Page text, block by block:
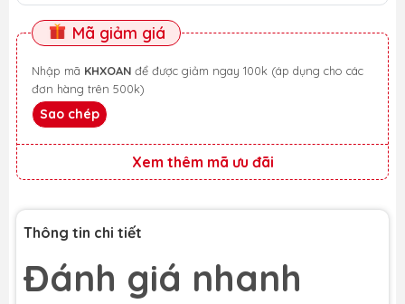
Mã giảm giá
Nhập mã KHXOAN
đơn hàng trên 500k)
Sao chép
Xem thêm mã ưu đãi
Thông tin chi tiết
Đánh giá nhanh